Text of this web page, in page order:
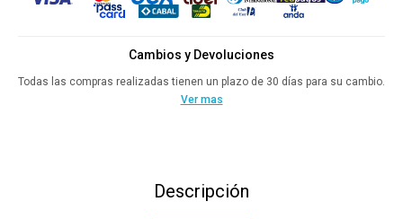
Cambios y Devoluciones
Todas las compras realizadas tienen un plazo de 30 días para su cambio.
Ver mas
Descripción